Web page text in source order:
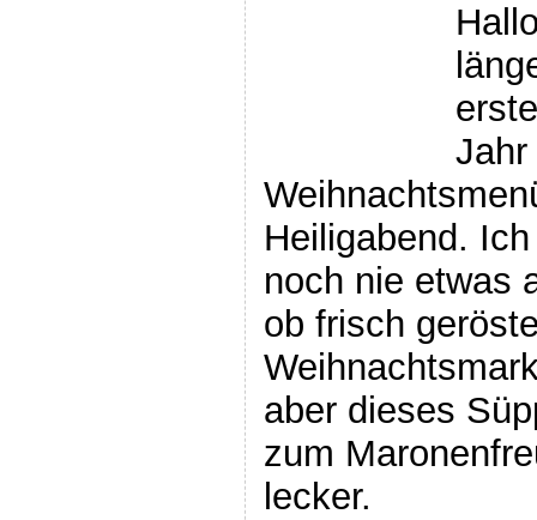
Jahr
Heiligabend.
noch nie etwas
ob frisch
aber dieses
zum
lecker.